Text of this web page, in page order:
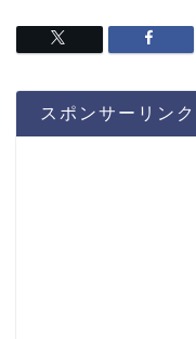
スポンサーリンク